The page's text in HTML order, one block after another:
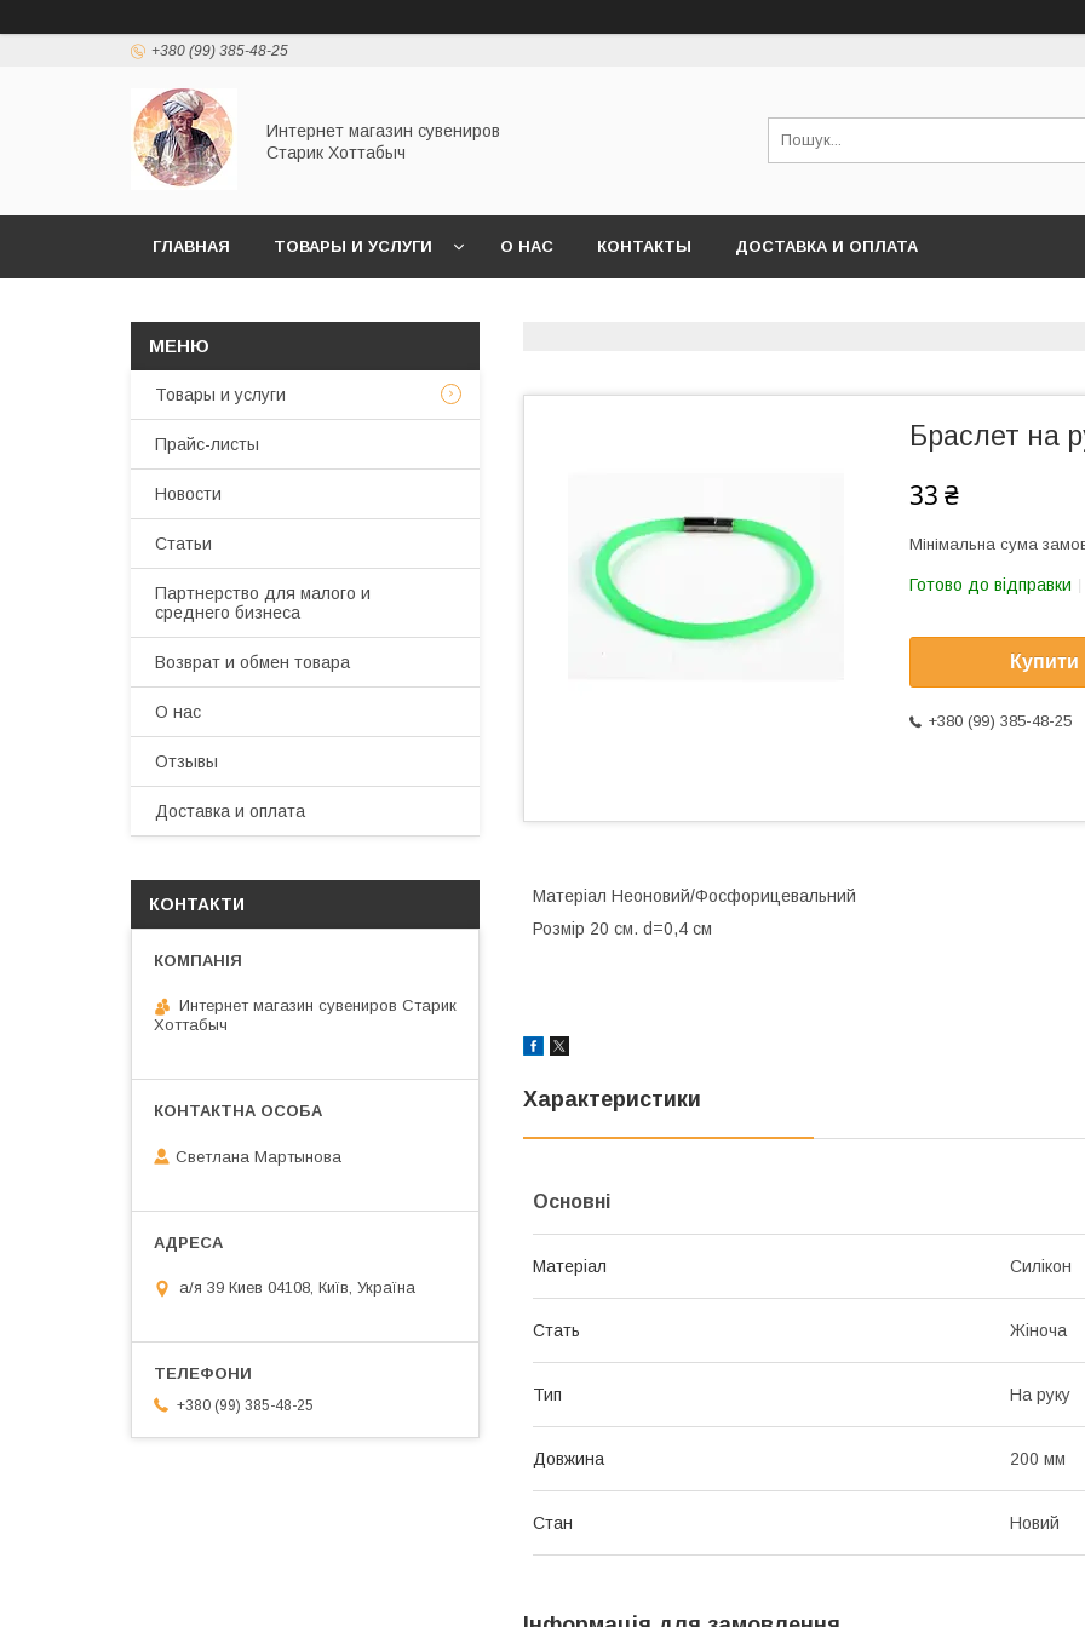
+380 (99) 385-48-25
Интернет магазин сувениров
Старик Хоттабыч
ГЛАВНАЯ ТОВАРЫ И УСЛУГИ О НАС КОНТАКТЫ ДОСТАВКА И ОПЛАТА
Браслет на
33 ₴
Мінімальна сума
Готово до відправки
Купити
+380 (99) 385-48-25
Матеріал Неоновий/Фосфорицевальний
Розмір 20 см. d=0,4 см
Характеристики
Основні
Матеріал Силікон
Стать Жіноча
Тип На руку
Довжина 200 мм
Стан Новий
Товары и услуги
Прайс-листы
Новости
Статьи
Партнерство для малого и
среднего бизнеса
Возврат и обмен товара
О нас
Отзывы
Доставка и оплата
КОНТАКТИ
Интернет магазин сувениров Старик
Хоттабыч
Светлана Мартынова
а/я 39 Киев 04108, Київ, Україна
+380 (99) 385-48-25